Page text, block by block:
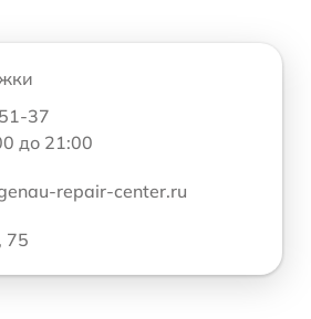
37
до 21:00
repair-center.ru
75